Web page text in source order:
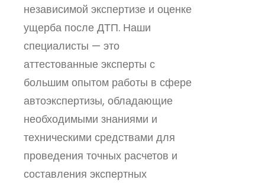
независимой экспертизе и оценке
ущерба после ДТП. Наши
специалисты — это
аттестованные эксперты с
большим опытом работы в сфере
автоэкспертизы, обладающие
необходимыми знаниями и
техническими средствами для
проведения точных расчетов и
составления экспертных